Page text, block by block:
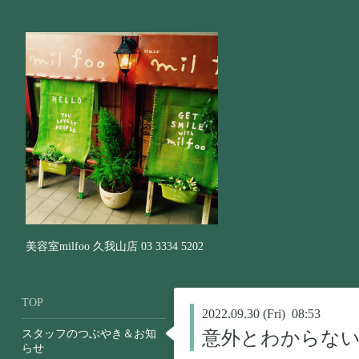
美容室milfoo 久我山店 03 3334 5202
2022.09.30 (Fri) 08:53
意外とわからな
TOP
スタッフのつぶやき＆お知
らせ